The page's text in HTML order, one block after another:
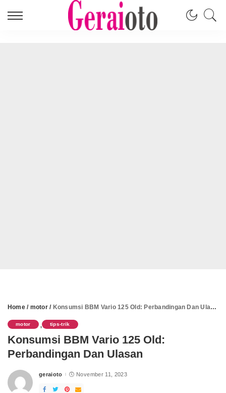
Home/ motor/ Konsumsi BBM Vario 125 Old: Perbandingan Dan Ulasan
motor , tips-trik
Konsumsi BBM Vario 125 Old:
Perbandingan Dan Ulasan
Posted
geraioto November 11, 2023